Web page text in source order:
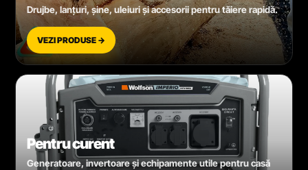
Drujbe, lanțuri, șine, uleiuri și accesorii pentru tăiere rapidă.
VEZI PRODUSE →
Pentru curent
Generatoare, invertoare și echipamente utile pentru casă